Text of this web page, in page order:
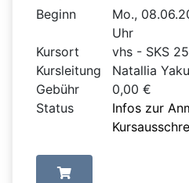
Beginn
Mo.,
Uhr
Kursort
vhs - SKS
Kursleitung
Natallia
Gebühr
0,00 €
Status
Infos zur